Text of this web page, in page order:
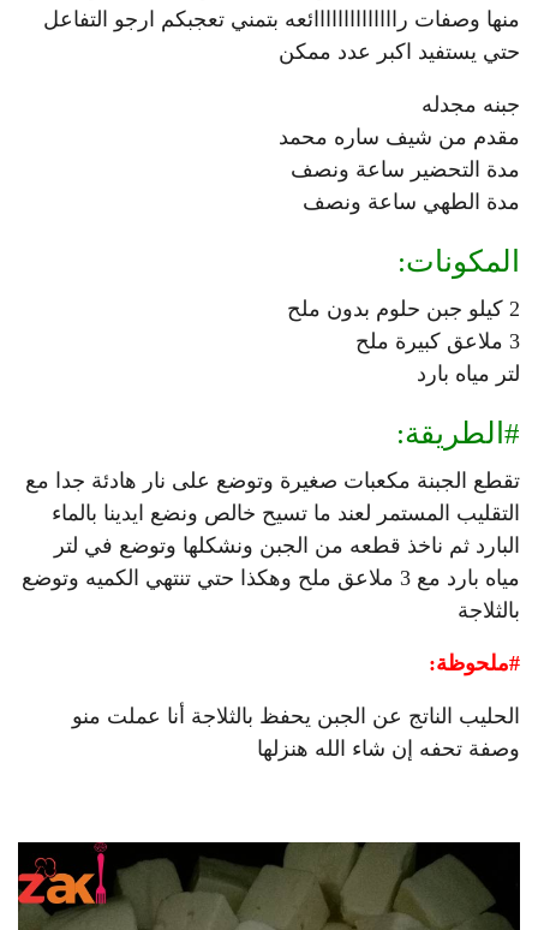
منها وصفات راااااااااااااائعه بتمني تعجبكم ارجو التفاعل
حتي يستفيد اكبر عدد ممكن
جبنه مجدله
مقدم من شيف ساره محمد
مدة التحضير ساعة ونصف
مدة الطهي ساعة ونصف
المكونات:
2 كيلو جبن حلوم بدون ملح
3 ملاعق كبيرة ملح
لتر مياه بارد
# الطريقة:
تقطع الجبنة مكعبات صغيرة وتوضع على نار هادئة جدا مع
التقليب المستمر لعند ما تسيح خالص ونضع ايدينا بالماء
البارد ثم ناخذ قطعه من الجبن ونشكلها وتوضع في لتر
مياه بارد مع 3 ملاعق ملح وهكذا حتي تنتهي الكميه وتوضع
بالثلاجة
#ملحوظة:
الحليب الناتج عن الجبن يحفظ بالثلاجة أنا عملت منو
وصفة تحفه إن شاء الله هنزلها